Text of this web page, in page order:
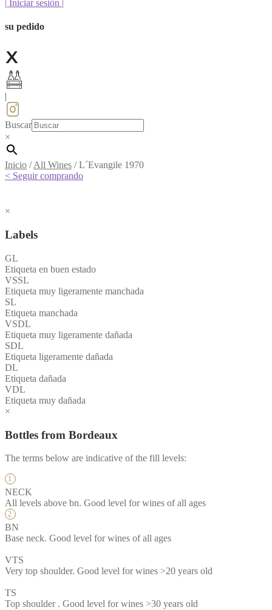
Iniciar sesión
su pedido
Buscar
×
Inicio /All Wines /L´Evangile 1970
< Seguir comprando
×
Labels
GL
Etiqueta en buen estado
VSSL
Etiqueta muy ligeramente manchada
SL
Etiqueta manchada
VSDL
Etiqueta muy ligeramente dañada
SDL
Etiqueta ligeramente dañada
DL
Etiqueta dañada
VDL
Etiqueta muy dañada
×
Bottles from Bordeaux
The terms below are indicative of the fill levels:
NECK
All levels above bn. Good level for wines of all ages
BN
Base neck. Good level for wines of all ages
VTS
Very top shoulder. Good level for wines >20 years old
TS
Top shoulder . Good level for wines >30 years old